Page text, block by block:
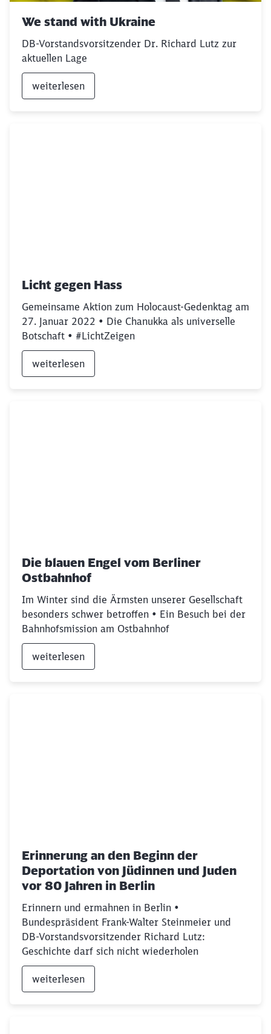
We stand with Ukraine
DB-Vorstandsvorsitzender Dr. Richard Lutz zur
aktuellen Lage
weiterlesen
Licht gegen Hass
Gemeinsame Aktion zum Holocaust-Gedenktag am
27. Januar 2022 • Die Chanukka als universelle
Botschaft • #LichtZeigen
weiterlesen
Die blauen Engel vom Berliner
Ostbahnhof
Im Winter sind die Ärmsten unserer Gesellschaft
besonders schwer betroffen • Ein Besuch bei der
Bahnhofsmission am Ostbahnhof
weiterlesen
Erinnerung an den Beginn der
Deportation von Jüdinnen und Juden
vor 80 Jahren in Berlin
Erinnern und ermahnen in Berlin •
Bundespräsident Frank-Walter Steinmeier und
DB-Vorstandsvorsitzender Richard Lutz:
Geschichte darf sich nicht wiederholen
weiterlesen